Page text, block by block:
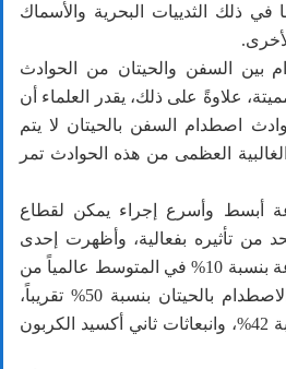
في ذلك الثدييات البحرية والأسماك
بين السفن والحيتان من الحوادث
علاوةً على ذلك، يقدر العلماء أن
من حوادث اصطدام السفن بالحيتان لا يتم
الغالبية العظمى من هذه الحوادث تمر
أبسط وأسرع إجراء يمكن لقطاع
من تأثيره بفعالية، وأظهرت إحدى
الدراسات أن خفض السرعة بنسبة 10% في المتوسط عالمياً من
شأنه أن يقلل من خطر الاصطدام بالحيتان بنسبة 50% تقريباً،
والضوضاء تحت الماء بنسبة 42%، وانبعاثات ثاني أكسيد الكربون